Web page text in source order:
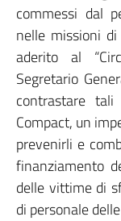
commessi dal
nelle missioni
aderito al
Segretario
contrastare
Compact, un
prevenirli e
finanziamento
delle vittime di
di personale